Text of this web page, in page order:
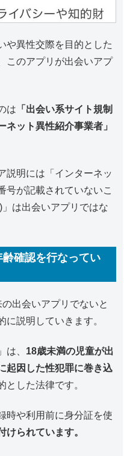
や異性交際を目的とした
このアプリが出会いアプ
は 「出会い系サイト規制
ット異性紹介事業者」
説明には「インターネッ
号が記載されていないこ
は出会いアプリではな
確認を行なってい
出会いアプリでないと
説明していきます。
は、 18歳未満の児童が出
起因した性犯罪に巻き込
とした法律です。
時や利用前に身分証を使
けられています。